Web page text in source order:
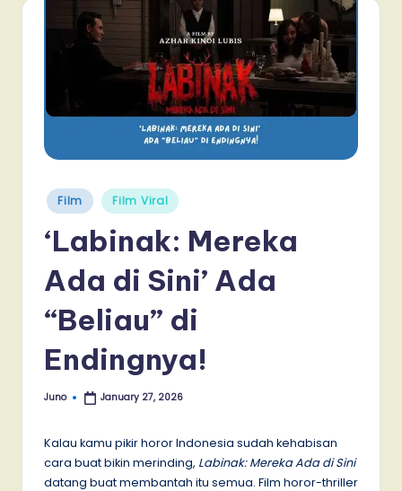
Posted
in
Film Film Viral
‘Labinak: Mereka
Ada di Sini’ Ada
“Beliau” di
Endingnya!
Posted
Juno January 27, 2026
Kalau kamu pikir horor Indonesia sudah kehabisan
cara buat bikin merinding, Labinak: Mereka Ada di Sini
datang buat membantah itu semua. Film horor-thriller